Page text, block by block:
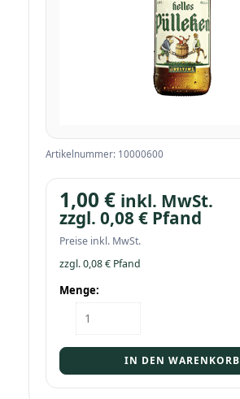
Artikelnummer: 10000600
1,00 € inkl. MwSt.
zzgl. 0,08 € Pfand
Preise inkl. MwSt.
zzgl.0,08€ Pfand
Menge:
Flasche
Veltins
0,33
Menge
IN DEN WARENKORB